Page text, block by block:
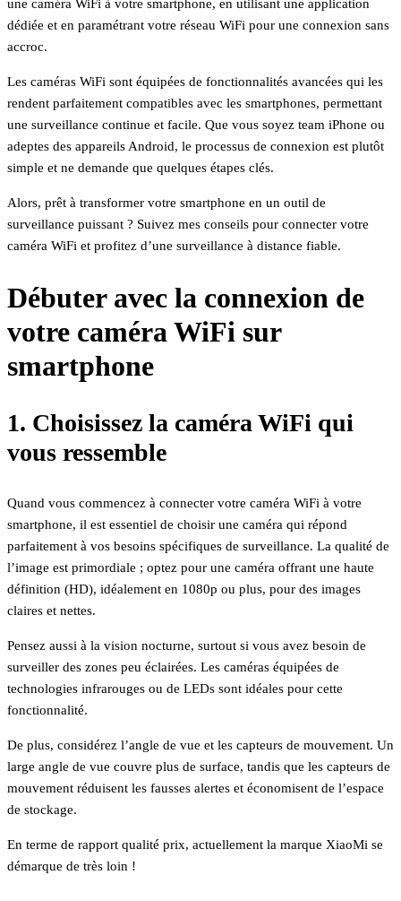
une caméra WiFi à votre smartphone, en utilisant une application
dédiée et en paramétrant votre réseau WiFi pour une connexion sans
accroc.
Les caméras WiFi sont équipées de fonctionnalités avancées qui les
rendent parfaitement compatibles avec les smartphones, permettant
une surveillance continue et facile. Que vous soyez team iPhone ou
adeptes des appareils Android, le processus de connexion est plutôt
simple et ne demande que quelques étapes clés.
Alors, prêt à transformer votre smartphone en un outil de
surveillance puissant ? Suivez mes conseils pour connecter votre
caméra WiFi et profitez d’une surveillance à distance fiable.
Débuter avec la connexion de
votre caméra WiFi sur
smartphone
1. Choisissez la caméra WiFi qui
vous ressemble
Quand vous commencez à connecter votre caméra WiFi à votre
smartphone, il est essentiel de choisir une caméra qui répond
parfaitement à vos besoins spécifiques de surveillance. La qualité de
l’image est primordiale ; optez pour une caméra offrant une haute
définition (HD), idéalement en 1080p ou plus, pour des images
claires et nettes.
Pensez aussi à la vision nocturne, surtout si vous avez besoin de
surveiller des zones peu éclairées. Les caméras équipées de
technologies infrarouges ou de LEDs sont idéales pour cette
fonctionnalité.
De plus, considérez l’angle de vue et les capteurs de mouvement. Un
large angle de vue couvre plus de surface, tandis que les capteurs de
mouvement réduisent les fausses alertes et économisent de l’espace
de stockage.
En terme de rapport qualité prix, actuellement la marque XiaoMi se
démarque de très loin !